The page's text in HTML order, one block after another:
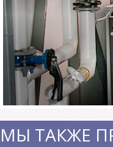
МЫ ТАКЖЕ